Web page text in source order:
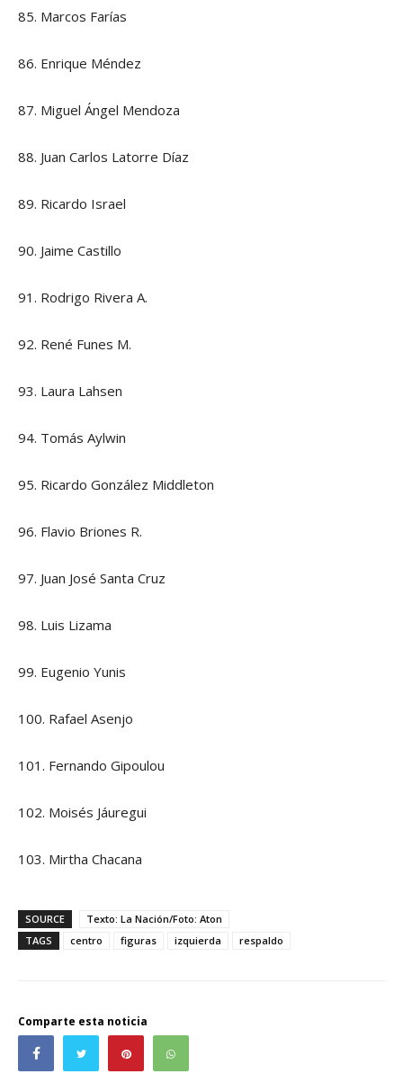
85. Marcos Farías
86. Enrique Méndez
87. Miguel Ángel Mendoza
88. Juan Carlos Latorre Díaz
89. Ricardo Israel
90. Jaime Castillo
91. Rodrigo Rivera A.
92. René Funes M.
93. Laura Lahsen
94. Tomás Aylwin
95. Ricardo González Middleton
96. Flavio Briones R.
97. Juan José Santa Cruz
98. Luis Lizama
99. Eugenio Yunis
100. Rafael Asenjo
101. Fernando Gipoulou
102. Moisés Jáuregui
103. Mirtha Chacana
SOURCE
Texto: La Nación/Foto: Aton
TAGS
centro figuras izquierda respaldo
Comparte esta noticia